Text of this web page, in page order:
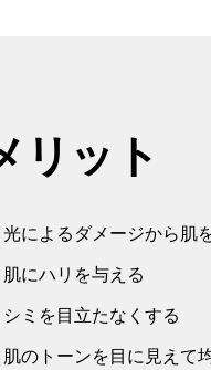
リット
光によるダメージから肌
肌にハリを与える
シミを目立たなくする
肌のトーンを目に見えて